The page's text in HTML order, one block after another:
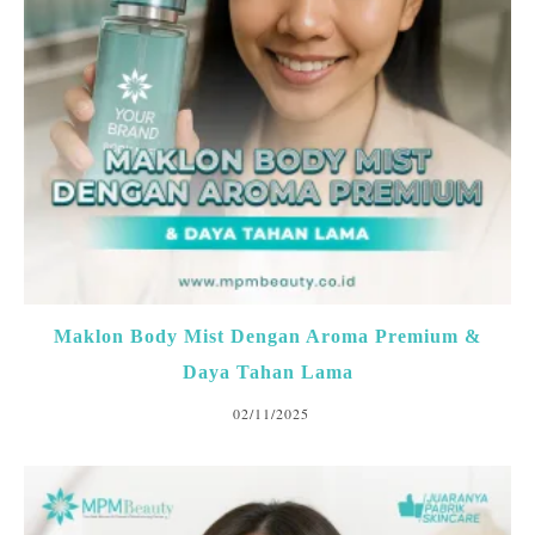
Maklon Body Mist Dengan Aroma Premium &
Daya Tahan Lama
02/11/2025